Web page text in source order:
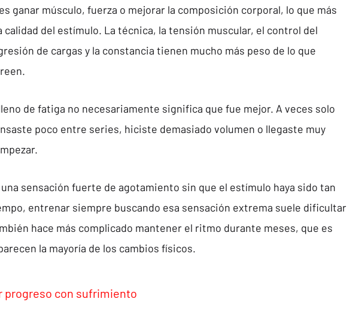
ganar músculo, fuerza o mejorar la composición corporal, lo que más
calidad del estímulo. La técnica, la tensión muscular, el control del
de cargas y la constancia tienen mucho más peso de lo que
de fatiga no necesariamente significa que fue mejor. A veces solo
poco entre series, hiciste demasiado volumen o llegaste muy
sensación fuerte de agotamiento sin que el estímulo haya sido tan
entrenar siempre buscando esa sensación extrema suele dificultar
hace más complicado mantener el ritmo durante meses, que es
la mayoría de los cambios físicos.
progreso con sufrimiento